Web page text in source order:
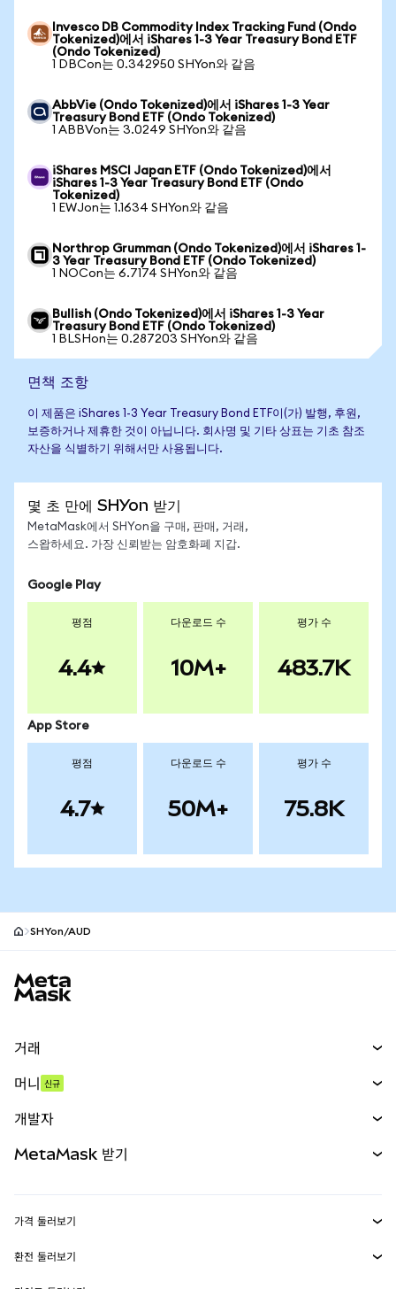
Invesco DB Commodity Index Tracking Fund (Ondo
Tokenized)에서 iShares 1-3 Year Treasury Bond ETF
(Ondo Tokenized)
1 DBCon는 0.342950 SHYon와 같음
AbbVie (Ondo Tokenized)에서 iShares 1-3 Year
Treasury Bond ETF (Ondo Tokenized)
1 ABBVon는 3.0249 SHYon와 같음
iShares MSCI Japan ETF (Ondo Tokenized)에서
iShares 1-3 Year Treasury Bond ETF (Ondo
Tokenized)
1 EWJon는 1.1634 SHYon와 같음
Northrop Grumman (Ondo Tokenized)에서 iShares 1-
3 Year Treasury Bond ETF (Ondo Tokenized)
1 NOCon는 6.7174 SHYon와 같음
Bullish (Ondo Tokenized)에서 iShares 1-3 Year
Treasury Bond ETF (Ondo Tokenized)
1 BLSHon는 0.287203 SHYon와 같음
면책 조항
이 제품은 iShares 1-3 Year Treasury Bond ETF이(가) 발행, 후원,
보증하거나 제휴한 것이 아닙니다. 회사명 및 기타 상표는 기초 참조
자산을 식별하기 위해서만 사용됩니다.
몇 초 만에 SHYon 받기
MetaMask에서 SHYon을 구매, 판매, 거래,
스왑하세요. 가장 신뢰받는 암호화폐 지갑.
Google Play
평점
4.4
다운로드 수
10M+
평가 수
483.7K
App Store
평점
4.7
다운로드 수
50M+
평가 수
75.8K
SHYon/AUD
거래
무기한 선물
실물자산
머니 신규
개발자
MetaMask Connect
MetaMask 받기
가격 둘러보기
이더리움 가격
환전 둘러보기